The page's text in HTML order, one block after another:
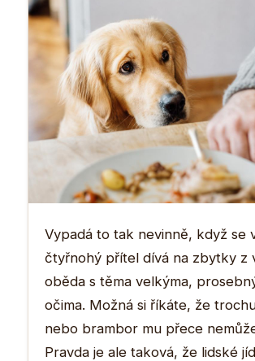
Vypadá to tak nevinně, když se
čtyřnohý přítel dívá na zbytky z
oběda s těma velkýma,
očima. Možná si říkáte, že
nebo brambor mu přece
Pravda je ale taková, že lidské